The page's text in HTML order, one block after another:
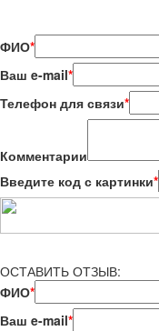
ФИО*
Ваш e-mail*
Телефон для связи*
Комментарии
Введите код с картинки*
ОСТАВИТЬ ОТЗЫВ:
ФИО*
Ваш e-mail*